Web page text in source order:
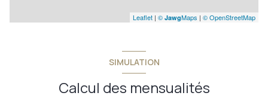
Leaflet | © JawgMaps | © OpenStreetMap
SIMULATION
Calcul des mensualités